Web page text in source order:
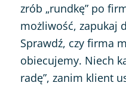
zrób „rundkę” po
możliwość, zapukaj
Sprawdź, czy firma
obiecujemy. Niech
radę”, zanim klient